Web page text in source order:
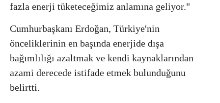
fazla enerji tüketeceğimiz anlamına geliyor."
Cumhurbaşkanı Erdoğan, Türkiye'nin
önceliklerinin en başında enerjide dışa
bağımlılığı azaltmak ve kendi kaynaklarından
azami derecede istifade etmek bulunduğunu
belirtti.